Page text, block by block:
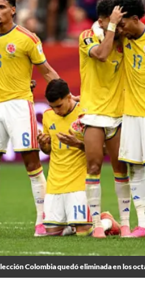
Colombia quedó eliminada en los